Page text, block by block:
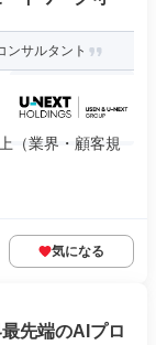
ンサルタント
（業界・顧客規
気になる
先端のAIプロ